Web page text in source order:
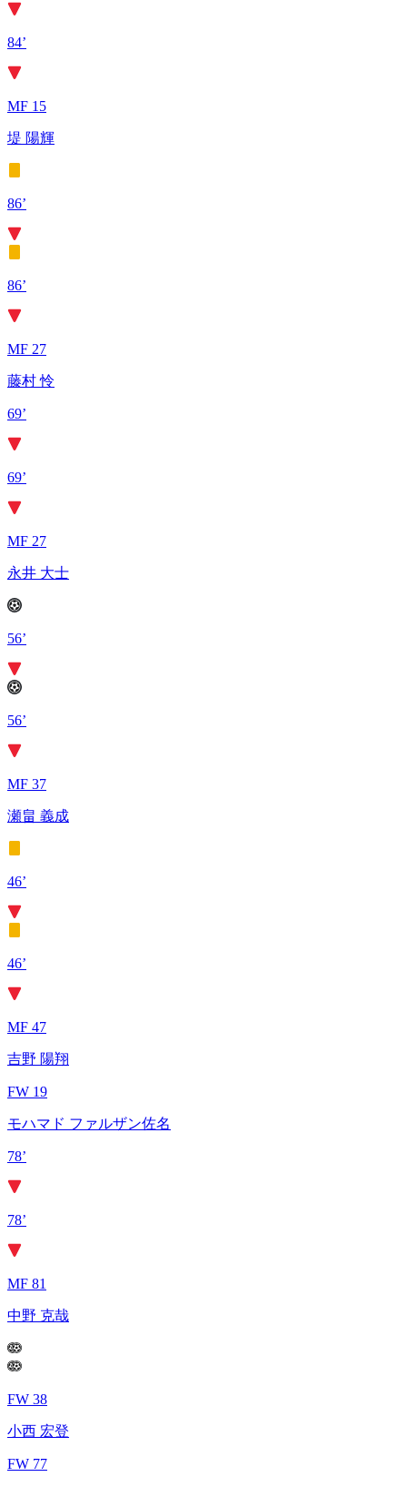
84’
MF 15
堤 陽輝
86’
86’
MF 27
藤村 怜
69’
69’
MF 27
永井 大士
56’
56’
MF 37
瀬畠 義成
46’
46’
MF 47
吉野 陽翔
FW 19
モハマド ファルザン佐名
78’
78’
MF 81
中野 克哉
FW 38
小西 宏登
FW 77